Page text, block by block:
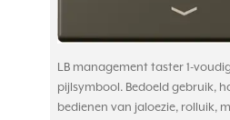
LB management taster 1-
pijlsymbool. Bedoeld gebruik,
bedienen van jaloezie, rolluik,